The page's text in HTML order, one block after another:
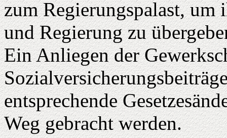
zum Regierungspalast, um
und Regierung zu
Ein Anliegen der
entsprechende
Weg gebracht werden.